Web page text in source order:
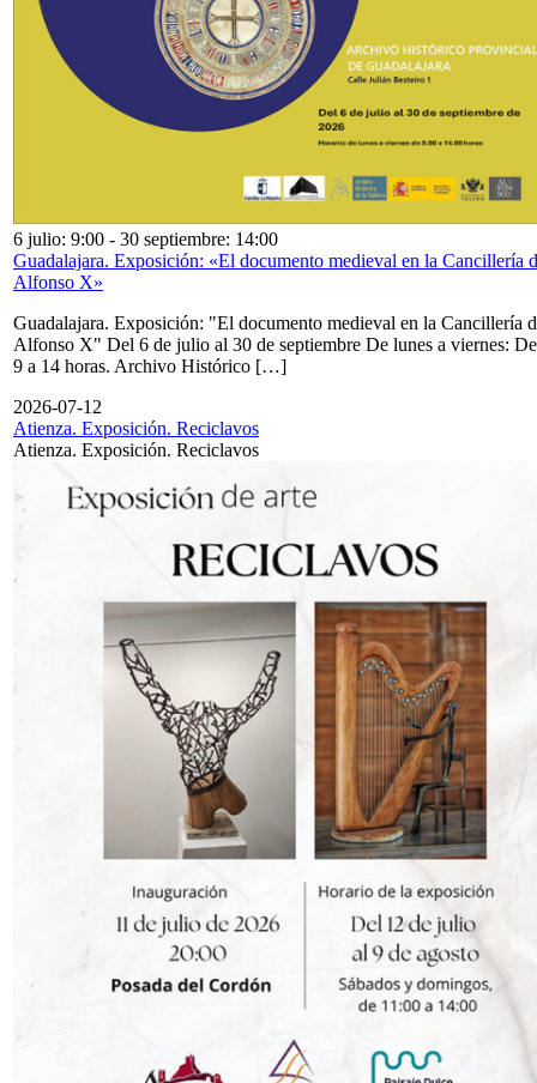
6 julio: 9:00 - 30 septiembre: 14:00
Guadalajara. Exposición: «El documento medieval en la Cancillería
Alfonso X»
Guadalajara. Exposición: "El documento medieval en la Cancillería
Alfonso X" Del 6 de julio al 30 de septiembre De lunes a viernes: De
9 a 14 horas. Archivo Histórico […]
2026-07-12
Atienza. Exposición. Reciclavos
Atienza. Exposición. Reciclavos